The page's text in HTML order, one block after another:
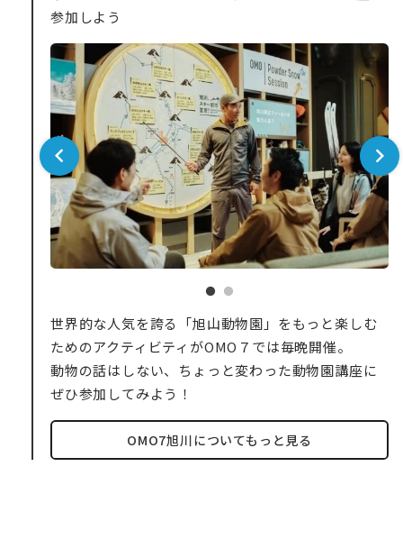
参加しよう
世界的な人気を誇る「旭山動物園」をもっと楽しむ
ためのアクティビティがOMO７では毎晩開催。
動物の話はしない、ちょっと変わった動物園講座に
ぜひ参加してみよう！
OMO7旭川についてもっと見る